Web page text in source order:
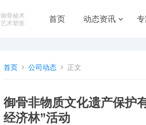
御骨秘术
艺术塑形
首页 动态资讯
首页 公司动态 正文
御骨非物质文化遗产保护
经济林”活动